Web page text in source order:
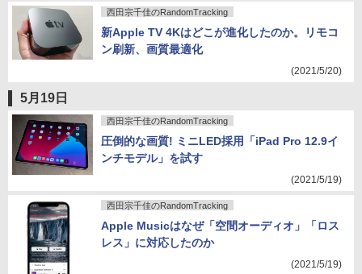
西田宗千佳のRandomTracking
新Apple TV 4Kはどこが進化したのか。リモコ
ン刷新、画質最適化
(2021/5/20)
5月19日
西田宗千佳のRandomTracking
圧倒的な画質! ミニLED採用「iPad Pro 12.9イ
ンチモデル」を試す
(2021/5/19)
西田宗千佳のRandomTracking
Apple Musicはなぜ「空間オーディオ」「ロス
レス」に対応したのか
(2021/5/19)